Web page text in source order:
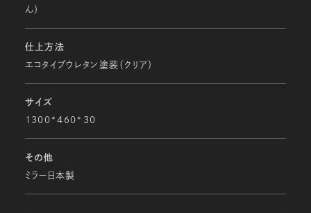
ん）
仕上方法
エコタイプウレタン塗装（クリア）
サイズ
1300*460*30
その他
ミラー日本製